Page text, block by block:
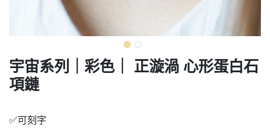
宇宙系列｜彩色｜ 正漩渦 心形蛋白石
項鏈
✅可刻字